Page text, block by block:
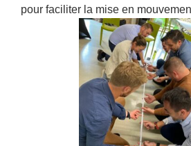
pour faciliter la mise en